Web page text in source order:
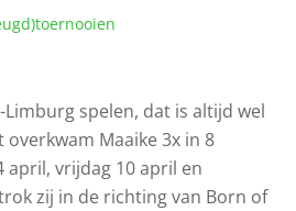
spelen, dat is altijd wel
Maaike 3x in 8
april, vrijdag 10 april en
zij in de richting van Born of